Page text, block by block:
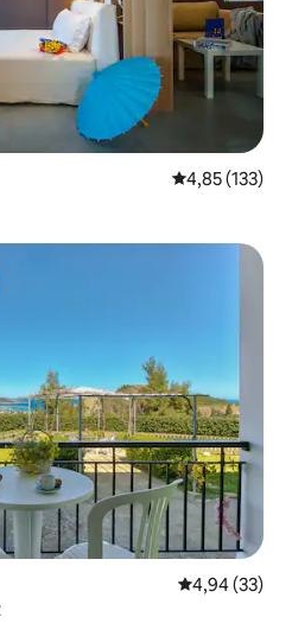
4,85 de uma
4,85 (133)
4,94 de uma
4,94 (33)